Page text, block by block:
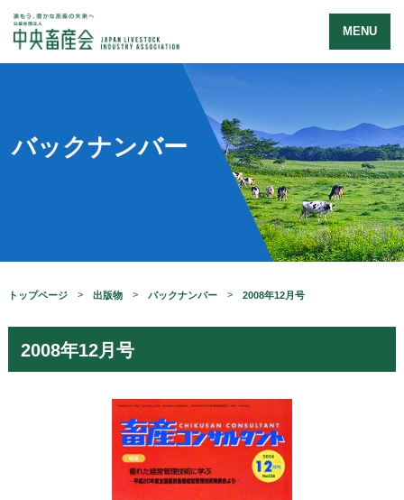
MENU
バックナンバー
トップページ 出版物 バックナンバー 2008年12月号
2008年12月号